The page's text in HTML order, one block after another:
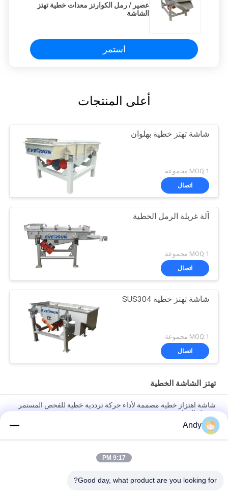
عصير / رمل الكوارتز معدات خطية تهتز
الشاشة
استمر
أعلى المنتجات
شاشة تهتز خطية بهلوان
MOQ:1 مجموعة
اتصال
آلة غربلة الرمل الخطية
MOQ:1 مجموعة
اتصال
شاشة تهتز خطية SUS304
MOQ:1 مجموعة
اتصال
تهتز الشاشة الخطية
شاشة اهتزاز خطية مصممة لأداء حركة ترددية خطية للفحص المستمر
وفصل المواد
شاشة اهتزاز خطية توفر غربلة مستمرة وتصنيف للمواد مع أداء تشغيل
مستقر.
شاشة هزة خطية قوية توفر الفحص وفصل المواد للتطبيقات في مواد
Andy
9:17 PM
Good day, what product are you looking for?